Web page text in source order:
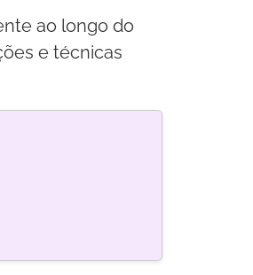
ao longo do
e técnicas